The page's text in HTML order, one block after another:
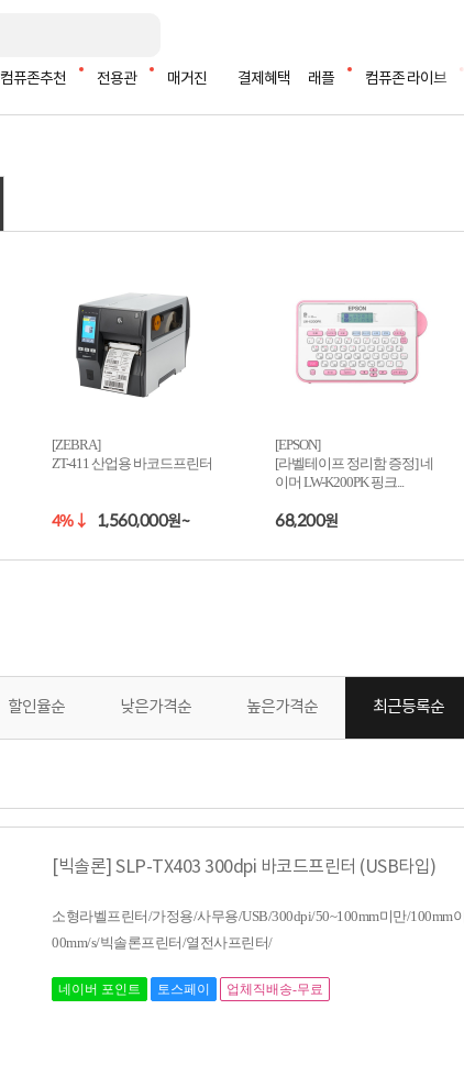
컴퓨존추천 전용관 매거진 결제혜택 래플 컴퓨존 라이브
[ZEBRA]
ZT-411 산업용 바코드프린터
4%↓ 1,560,000원~
[EPSON]
[라벨테이프 정리함 증정] 네
이머 LW-K200PK 핑크...
68,200원
할인율순 낮은가격순 높은가격순 최근등록순
[빅솔론] SLP-TX403 300dpi 바코드프린터 (USB타입)
소형라벨프린터/가정용/사무용/USB/300dpi/50~100mm미만/100mm
00mm/s/빅솔론프린터/열전사프린터/
네이버 포인트 토스페이 업체직배송-무료